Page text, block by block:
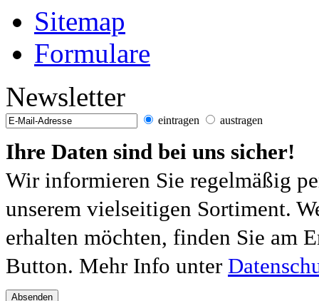
Sitemap
Formulare
Newsletter
eintragen austragen
Ihre Daten sind bei uns sicher!
Wir informieren Sie regelmäßig
unserem vielseitigen Sortiment.
erhalten möchten, finden Sie am
Button. Mehr Info unter
Absenden